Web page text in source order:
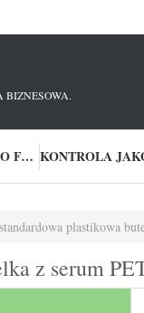
BIZNESOWA.
WYCIECZKA PO FABRYCE
plastikowa
z serum